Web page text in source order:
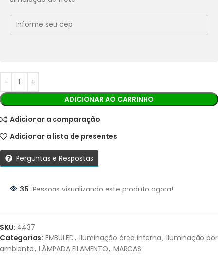
Ao finalizar sua compra você receberá os detalhes para
realizar o pagamento.
Parcelas:
JUROS
2X DE R$39,95SEM
ADICIONAR AO CARRINHO
Adicionar a comparação
Adicionar a lista de presentes
Perguntas e Respostas
35 Pessoas visualizando este produto agora!
SKU: 4437
Categorias: EMBULED, Iluminação área interna, Iluminação por
ambiente, LÂMPADA FILAMENTO, MARCAS